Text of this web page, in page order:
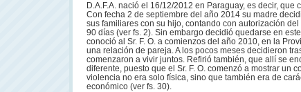
D.A.F.A. nació el 16/12/2012 en Paraguay, es decir, que
Con fecha 2 de septiembre del año 2014 su madre
sus familiares con su hijo, contando con autorización
90 días (ver fs. 2). Sin embargo decidió quedarse en
conoció al Sr. F. O. a comienzos del año 2010, en la
una relación de pareja. A los pocos meses decidieron
comenzaron a vivir juntos. Refirió también, que allí se
diferente, puesto que el Sr. F. O. comenzó a mostrar un
violencia no era solo física, sino que también era de
económico (ver fs. 30).